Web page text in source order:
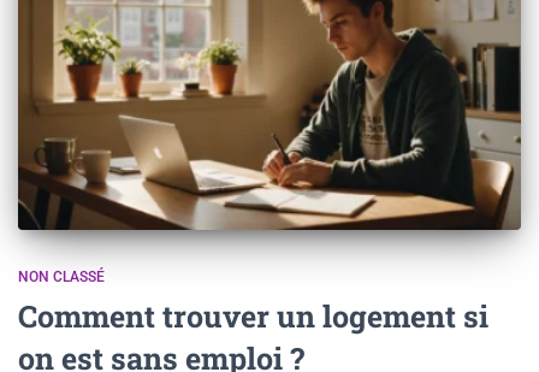
NON CLASSÉ
Comment trouver un logement si
on est sans emploi ?